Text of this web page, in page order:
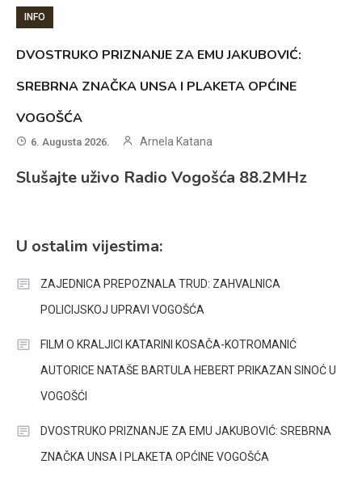
INFO
DVOSTRUKO PRIZNANJE ZA EMU JAKUBOVIĆ:
SREBRNA ZNAČKA UNSA I PLAKETA OPĆINE
VOGOŠĆA
6. Augusta 2026. Arnela Katana
Slušajte uživo Radio Vogošća 88.2MHz
U ostalim vijestima:
ZAJEDNICA PREPOZNALA TRUD: ZAHVALNICA
POLICIJSKOJ UPRAVI VOGOŠĆA
FILM O KRALJICI KATARINI KOSAČA-KOTROMANIĆ
AUTORICE NATAŠE BARTULA HEBERT PRIKAZAN SINOĆ U
VOGOŠĆI
DVOSTRUKO PRIZNANJE ZA EMU JAKUBOVIĆ: SREBRNA
ZNAČKA UNSA I PLAKETA OPĆINE VOGOŠĆA